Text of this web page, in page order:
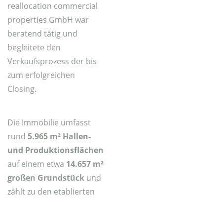
reallocation commercial
properties GmbH war
beratend tätig und
begleitete den
Verkaufsprozess der bis
zum erfolgreichen
Closing.
Die Immobilie umfasst
rund 5.965 m² Hallen-
und Produktionsflächen
auf einem etwa 14.657 m²
großen Grundstück und
zählt zu den etablierten